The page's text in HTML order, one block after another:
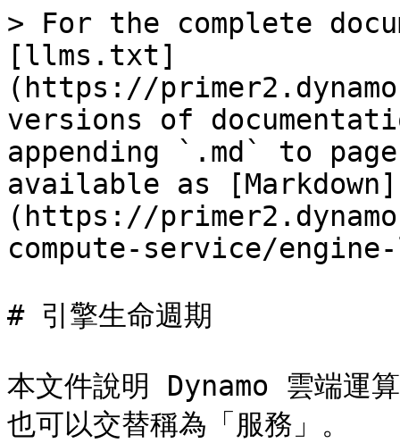
> For the complete
[llms.txt]
(https://
versions of
appending `.md` to
available as [Markdown]
(https://
compute-service/
# 引擎生命週期
本文件說明 Dynamo 雲端運
也可以交替稱為「服務」。